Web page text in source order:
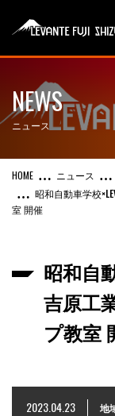
NEWS
ニュース
ニュース
昭和自動車学校
室 開催
昭和自
吉原工
プ教室
2023.04.23 地